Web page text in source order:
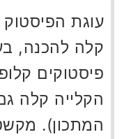
עוגת
קלה להכנה,
פיסטוקים
הקלייה קלה
המתכון).